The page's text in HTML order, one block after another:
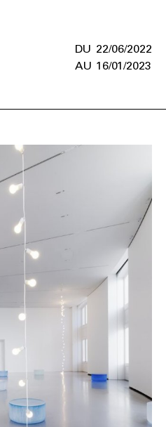
22/06/2022
16/01/2023